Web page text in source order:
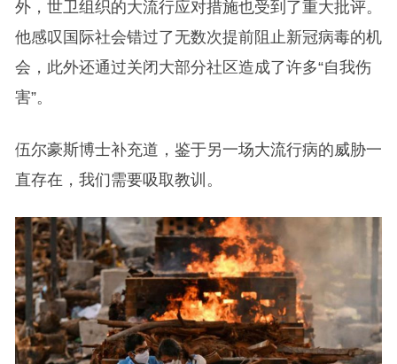
外，世卫组织的大流行应对措施也受到了重大批评。
他感叹国际社会错过了无数次提前阻止新冠病毒的机
会，此外还通过关闭大部分社区造成了许多“自我伤
害”。
伍尔豪斯博士补充道，鉴于另一场大流行病的威胁一
直存在，我们需要吸取教训。